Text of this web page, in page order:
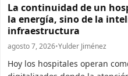
La continuidad de un
la energía, sino de la
infraestructura
agosto 7, 2026•Yulder Jiménez
Hoy los hospitales operan